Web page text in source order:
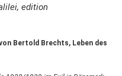
edition
Bertold Brechts, Leben des